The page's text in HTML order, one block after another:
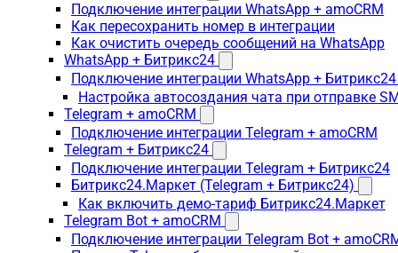
Подключение интеграции WhatsApp + amoCRM
Как пересохранить номер в интеграции
Как очистить очередь сообщений на WhatsApp
WhatsApp + Битрикс24
Подключение интеграции WhatsApp + Битрикс24
Настройка автосоздания чата при отправке
Telegram + amoCRM
Подключение интеграции Telegram + amoCRM
Telegram + Битрикс24
Подключение интеграции Telegram + Битрикс24
Битрикс24.Маркет (Telegram + Битрикс24)
Как включить демо-тариф Битрикс24.Маркет
Telegram Bot + amoCRM
Подключение интеграции Telegram Bot +